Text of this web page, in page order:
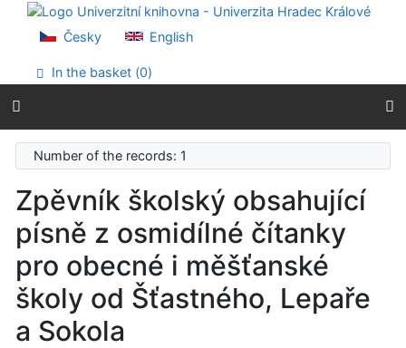
Go to content
Go to menu
Accessibility declaration
Česky English
In the basket (0)
Number of the records: 1
Zpěvník školský obsahující
písně z osmidílné čítanky
pro obecné i měšťanské
školy od Šťastného, Lepaře
a Sokola